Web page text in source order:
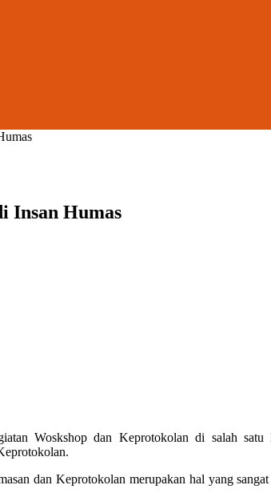
Insan Humas
Woskshop dan Keprotokolan di salah
dan Keprotokolan merupakan hal yang